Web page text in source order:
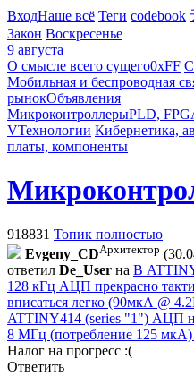
ВходНаше всё Теги codebook
Закон Воскресенье
9 августа
О смысле всего сущего0xFF
Мобильная и беспроводная
рынокОбъявления
МикроконтроллерыPLD,
VТехнологии Кибернетика,
платы, компоненты
918831 Топик полностью
Evgeny_CDАрхитектор
ответил De_User на В
128 кГц АЦП прекрасно
вписаться легко (90мкА @
ATTINY414 (series "1") АЦП
8 МГц (потребление 125
Налог на прогресс :(
Ответить